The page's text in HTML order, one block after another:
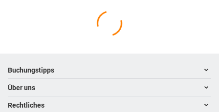
Footer navigation
Buchungstipps
Warum im Reisebüro buchen
Hoteltipps
Über uns
Kontakt
Rechtliches